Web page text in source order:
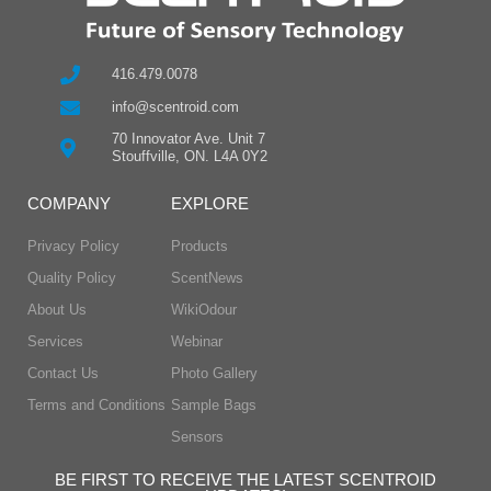
416.479.0078
info@scentroid.com
70 Innovator Ave. Unit 7
Stouffville, ON. L4A 0Y2
COMPANY
Privacy Policy
Quality Policy
About Us
Services
Contact Us
Terms and Conditions
EXPLORE
Products
ScentNews
WikiOdour
Webinar
Photo Gallery
Sample Bags
Sensors
BE FIRST TO RECEIVE THE LATEST SCENTROID